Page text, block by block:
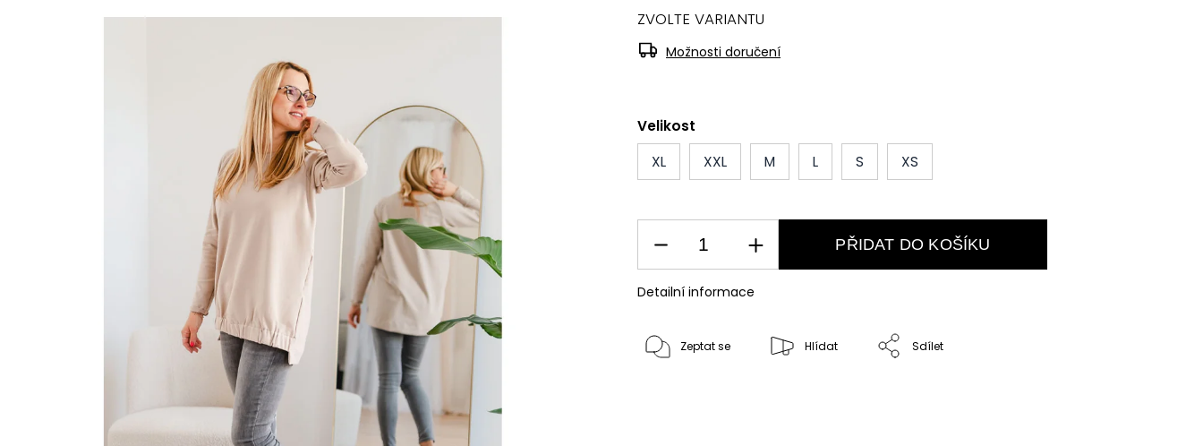
Velikost
XL
XXL M L S XS
ZVOLTE VARIANTU
Možnosti doručení
PŘIDAT DO KOŠÍKU
Detailní informace
Zeptat se Hlídat Sdílet